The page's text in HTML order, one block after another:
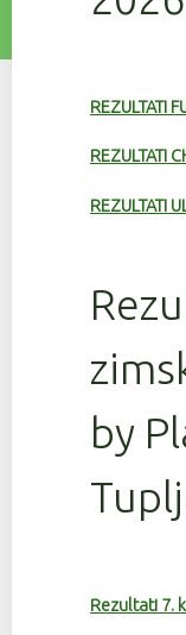
REZULTATI
REZULTATI
REZULTATI
by
Rezultati 7.